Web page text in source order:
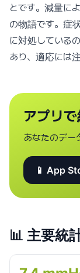
とです。減量に
の物語です。症
に対処している
あり、適応には
アプリ
あなたのデー
📱 App
📊 主要統